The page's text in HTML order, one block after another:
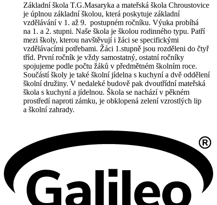
Základní škola T.G.Masaryka a mateřská škola Chroustovice
je úplnou základní školou, která poskytuje základní
vzdělávání v 1. až 9. postupném ročníku. Výuka probíhá
na 1. a 2. stupni. Naše škola je školou rodinného typu. Patří
mezi školy, kterou navštěvují i žáci se specifickými
vzdělávacími potřebami. Žáci 1.stupně jsou rozděleni do čtyř
tříd. První ročník je vždy samostatný, ostatní ročníky
spojujeme podle počtu žáků v předmětném školním roce.
Součástí školy je také školní jídelna s kuchyní a dvě oddělení
školní družiny. V nedaleké budově pak dvoutřídní mateřská
škola s kuchyní a jídelnou. Škola se nachází v pěkném
prostředí naproti zámku, je obklopená zelení vzrostlých lip
a školní zahrady.